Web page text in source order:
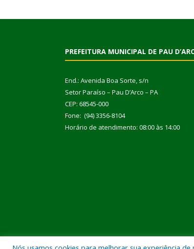
PREFEITURA MUNICIPAL DE PAU
End.: Avenida Boa Sorte, s/n
Setor Paraíso – Pau D’Arco – PA
CEP: 68545-000
Fone: (94) 3356-8104
Horário de atendimento: 08:00 às 14:00